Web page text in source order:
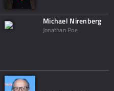
Michael Nirenberg
Jonathan Poe